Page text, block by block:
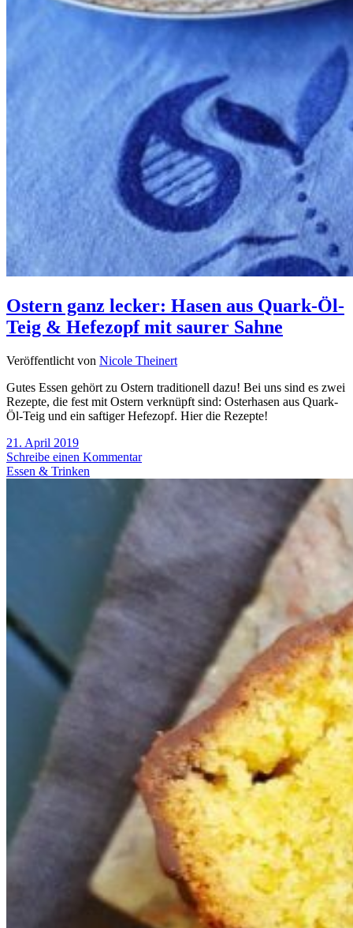
Ostern ganz lecker: Hasen aus Quark-Öl-
Teig & Hefezopf mit saurer Sahne
Veröffentlicht von Nicole Theinert
Gutes Essen gehört zu Ostern traditionell dazu! Bei uns sind es zwei
Rezepte, die fest mit Ostern verknüpft sind: Osterhasen aus Quark-
Öl-Teig und ein saftiger Hefezopf. Hier die Rezepte!
21. April 2019
Schreibe einen Kommentar
Essen & Trinken